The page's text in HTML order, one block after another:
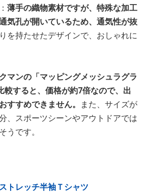
薄手の織物素材ですが、特殊な加工
気孔が開いているため、通気性が抜
を持たせたデザインで、おしゃれに
マンの「マッピングメッシュラグラ
較すると、価格が約7倍なので、出
すすめできません。
また、サイズが
、スポーツシーンやアウトドアでは
うです。
トレッチ半袖Ｔシャツ